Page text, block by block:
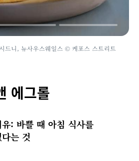
드니, 뉴사우스웨일스 © 케포스 스트리트
에그롤
: 바쁠 때 아침 식사를
는 것